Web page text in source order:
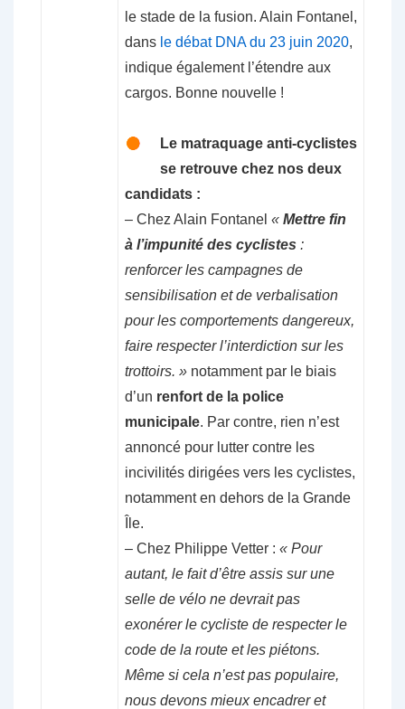
le stade de la fusion. Alain Fontanel,
dans le débat DNA du 23 juin 2020,
indique également l’étendre aux
cargos. Bonne nouvelle !
Le matraquage anti-cyclistes
se retrouve chez nos deux
candidats :
– Chez Alain Fontanel « Mettre fin
à l’impunité des cyclistes :
renforcer les campagnes de
sensibilisation et de verbalisation
pour les comportements dangereux,
faire respecter l’interdiction sur les
trottoirs. » notamment par le biais
d’un renfort de la police
municipale. Par contre, rien n’est
annoncé pour lutter contre les
incivilités dirigées vers les cyclistes,
notamment en dehors de la Grande
Île.
– Chez Philippe Vetter : « Pour
autant, le fait d’être assis sur une
selle de vélo ne devrait pas
exonérer le cycliste de respecter le
code de la route et les piétons.
Même si cela n’est pas populaire,
nous devons mieux encadrer et